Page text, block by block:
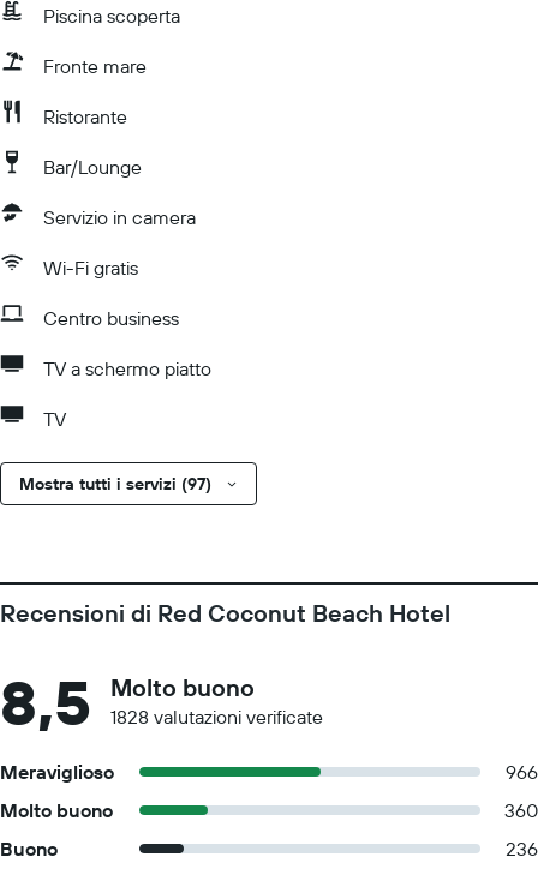
Piscina scoperta
Fronte mare
Ristorante
Bar/Lounge
Servizio in camera
Wi-Fi gratis
Centro business
TV a schermo piatto
TV
Mostra tutti i servizi (97)
Recensioni di Red Coconut Beach Hotel
8,5 Molto buono
1828 valutazioni verificate
Meraviglioso
966
Molto buono
360
Buono
236